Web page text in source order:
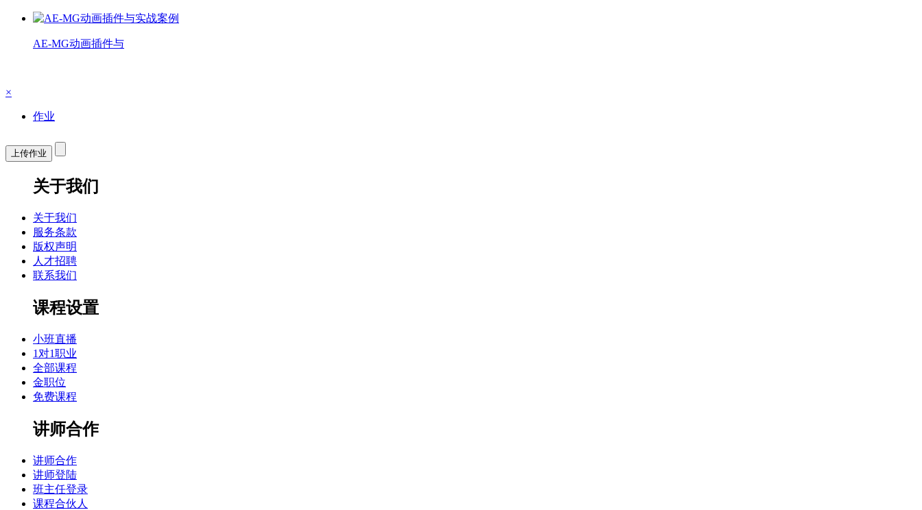
AE-MG动画插件与
×
作业
上传作业
关于我们
关于我们
服务条款
版权声明
人才招聘
联系我们
课程设置
小班直播
1对1职业
全部课程
金职位
免费课程
讲师合作
讲师合作
讲师登陆
班主任登录
课程合伙人